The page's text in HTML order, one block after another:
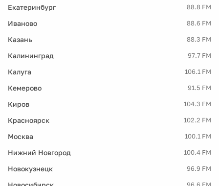
Екатеринбург 88.8 FM
Иваново 88.6 FM
Казань 88.3 FM
Калининград 97.7 FM
Калуга 106.1 FM
Кемерово 91.5 FM
Киров 104.3 FM
Красноярск 102.2 FM
Москва 100.1 FM
Нижний Новгород 100.4 FM
Новокузнецк 96.9 FM